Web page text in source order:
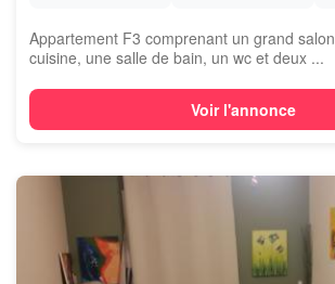
Appartement F3 comprenant un grand
cuisine, une salle de bain, un wc et deux ...
Voir l'annonce